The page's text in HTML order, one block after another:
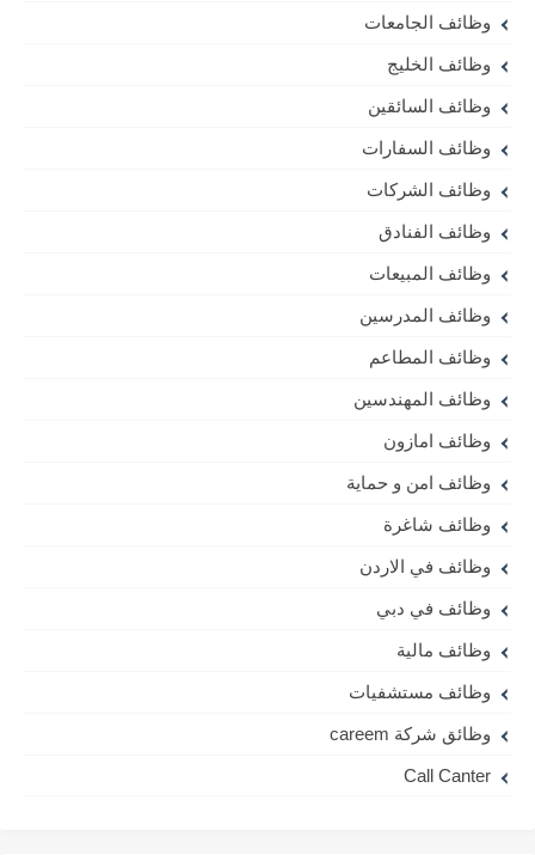
وظائف الجامعات
وظائف الخليج
وظائف السائقين
وظائف السفارات
وظائف الشركات
وظائف الفنادق
وظائف المبيعات
وظائف المدرسين
وظائف المطاعم
وظائف المهندسين
وظائف امازون
وظائف امن و حماية
وظائف شاغرة
وظائف في الاردن
وظائف في دبي
وظائف مالية
وظائف مستشفيات
وظائق شركة careem
Call Canter